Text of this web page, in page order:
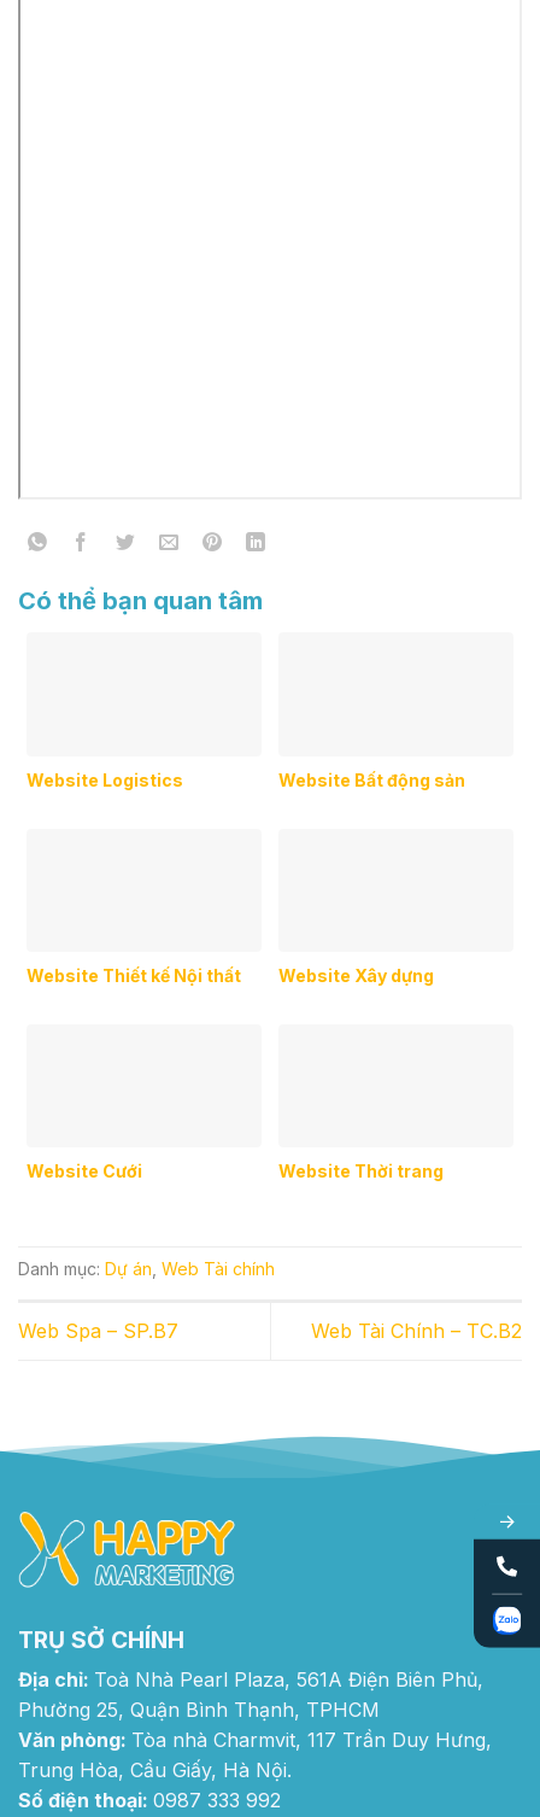
Có thể bạn quan tâm
Website Logistics Website Bất động sản
Website Thiết kế Nội thất Website Xây dựng
Website Cưới Website Thời trang
Danh mục: Dự án Web Tài chính
Web Spa – SP.B7 Web Tài Chính – TC.B2
TRỤ SỞ CHÍNH
Địa chỉ: Toà Nhà Pearl Plaza, 561A Điện Biên Phủ,
Phường 25, Quận Bình Thạnh, TPHCM
Văn phòng: Tòa nhà Charmvit, 117 Trần Duy Hưng,
Trung Hòa, Cầu Giấy, Hà Nội.
Số điện thoại: 0987 333 992